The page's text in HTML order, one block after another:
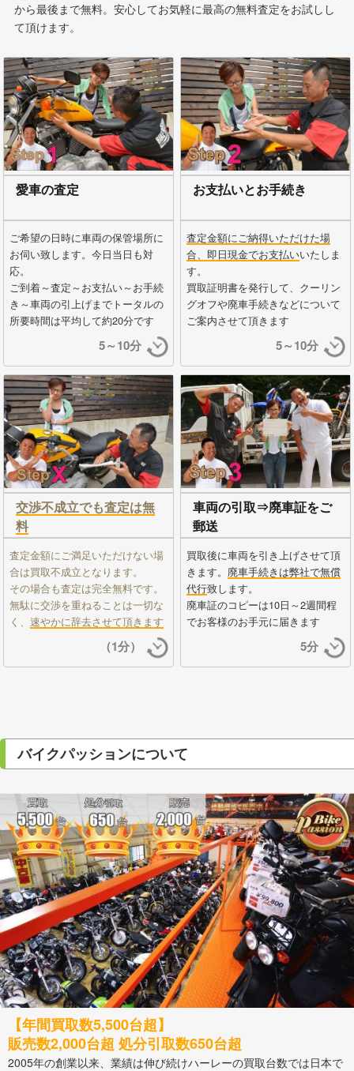
から最後まで無料。安心してお気軽に最高の無料査定をお試しし
て頂けます。
愛車の査定
ご希望の日時に車両の保管場所に
お伺い致します。今日当日も対
応。
ご到着～査定～お支払い～お手続
き～車両の引上げまでトータルの
所要時間は平均して約20分です
5～10分
お支払いとお手続き
査定金額にご納得いただけた場
合、即日現金でお支払いいたしま
す。
買取証明書を発行して、クーリン
グオフや廃車手続きなどについて
ご案内させて頂きます
5～10分
交渉不成立でも査定は無
料
査定金額にご満足いただけない場
合は買取不成立となります。
その場合も査定は完全無料です。
無駄に交渉を重ねることは一切な
く、 速やかに辞去させて頂きます
（1分）
車両の引取⇒廃車証をご
郵送
買取後に車両を引き上げさせて頂
きます。 廃車手続きは弊社で無償
代行致します。
廃車証のコピーは10日～2週間程
でお客様のお手元に届きます
5分
バイクパッションについて
【年間買取数5,500台超】
販売数2,000台超 処分引取数650台超
2005年の創業以来、業績は伸び続けハーレーの買取台数では日本で